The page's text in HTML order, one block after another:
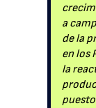
a
de la
en los
la